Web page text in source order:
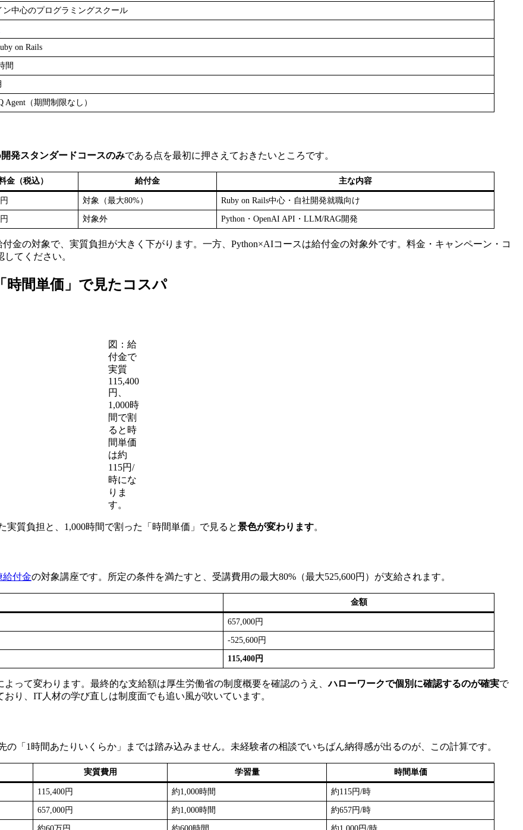
ン中心のプログラミングスクール
on Rails
間
Agent（期間制限なし）
発スタンダードコースのみである点を最初に押さえておきたいところです。
金（税込） 給付金 主な内容
対象（最大80%） Ruby on Rails中心・自社開発就職向け
対象外 Python・OpenAI API・LLM/RAG開発
金の対象で、実質負担が大きく下がります。一方、Python×AIコースは給付金の対象外です。料金・キャンペーン・コ
てください。
時間単価」で見たコスパ
図：給
付金で
実質
115,400
円、
1,000時
間で割
ると時
間単価
は約
115円/
時にな
りま
す。
質負担と、1,000時間で割った「時間単価」で見ると景色が変わります。
給付金の対象講座です。所定の条件を満たすと、受講費用の最大80%（最大525,600円）が支給されます。
金額
657,000円
-525,600円
115,400円
って変わります。最終的な支給額は厚生労働省の制度概要を確認のうえ、ハローワークで個別に確認するのが確実で
り、IT人材の学び直しは制度面でも追い風が吹いています。
「1時間あたりいくらか」までは踏み込みません。未経験者の相談でいちばん納得感が出るのが、この計算です。
実質費用 学習量 時間単価
115,400円 約1,000時間 約115円/時
657,000円 約1,000時間 約657円/時